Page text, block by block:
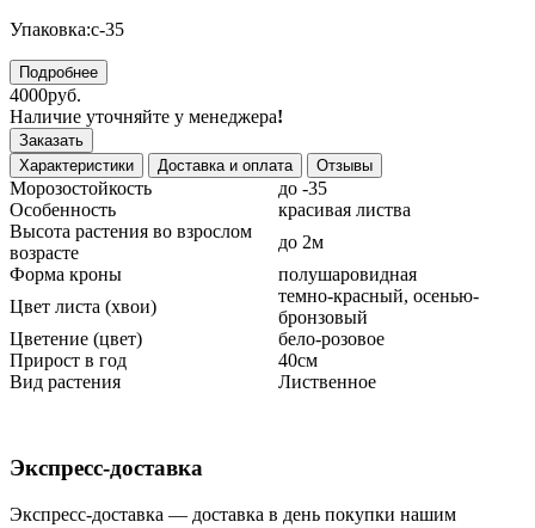
Упаковка:с-35
Подробнее
4000руб.
Наличие уточняйте у менеджера!
Заказать
Характеристики
Доставка и оплата Отзывы
Морозостойкость
до -35
Особенность
красивая листва
Высота растения во взрослом
возрасте
до 2м
Форма кроны
полушаровидная
Цвет листа (хвои)
темно-красный, осенью-
бронзовый
Цветение (цвет)
бело-розовое
Прирост в год
40см
Вид растения
Лиственное
Экспресс-доставка
Экспресс-доставка — доставка в день покупки нашим